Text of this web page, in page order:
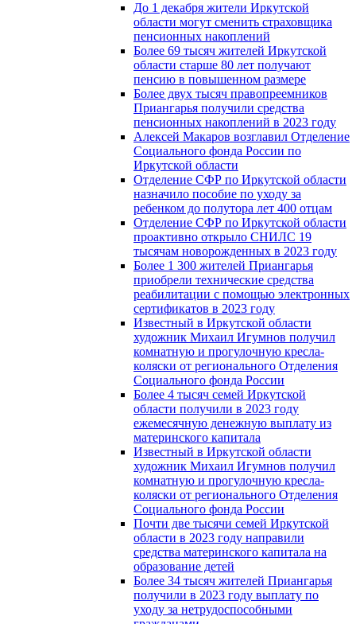
До 1 декабря жители Иркутской
области могут сменить страховщика
пенсионных накоплений
Более 69 тысяч жителей Иркутской
области старше 80 лет получают
пенсию в повышенном размере
Более двух тысяч правопреемников
Приангарья получили средства
пенсионных накоплений в 2023 году
Алексей Макаров возглавил Отделение
Социального фонда России по
Иркутской области
Отделение СФР по Иркутской области
назначило пособие по уходу за
ребенком до полутора лет 400 отцам
Отделение СФР по Иркутской области
проактивно открыло СНИЛС 19
тысячам новорожденных в 2023 году
Более 1 300 жителей Приангарья
приобрели технические средства
реабилитации с помощью электронных
сертификатов в 2023 году
Известный в Иркутской области
художник Михаил Игумнов получил
комнатную и прогулочную кресла-
коляски от регионального Отделения
Социального фонда России
Более 4 тысяч семей Иркутской
области получили в 2023 году
ежемесячную денежную выплату из
материнского капитала
Известный в Иркутской области
художник Михаил Игумнов получил
комнатную и прогулочную кресла-
коляски от регионального Отделения
Социального фонда России
Почти две тысячи семей Иркутской
области в 2023 году направили
средства материнского капитала на
образование детей
Более 34 тысяч жителей Приангарья
получили в 2023 году выплату по
уходу за нетрудоспособными